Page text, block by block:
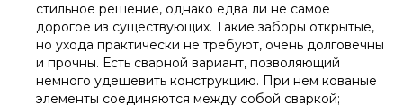
стильное решение, однако едва ли не самое
дорогое из существующих. Такие заборы открытые,
но ухода практически не требуют, очень долговечны
и прочны. Есть сварной вариант, позволяющий
немного удешевить конструкцию. При нем кованые
элементы соединяются между собой сваркой;